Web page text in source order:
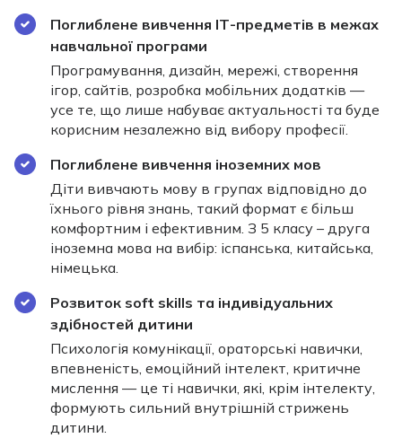
Поглиблене вивчення ІТ-предметів в межах
навчальної програми
Програмування, дизайн, мережі, створення
ігор, сайтів, розробка мобільних додатків —
усе те, що лише набуває актуальності та буде
корисним незалежно від вибору професії.
Поглиблене вивчення іноземних мов
Діти вивчають мову в групах відповідно до
їхнього рівня знань, такий формат є більш
комфортним і ефективним. З 5 класу – друга
іноземна мова на вибір: іспанська, китайська,
німецька.
Розвиток soft skills та індивідуальних
здібностей дитини
Психологія комунікації, ораторські навички,
впевненість, емоційний інтелект, критичне
мислення — це ті навички, які, крім інтелекту,
формують сильний внутрішній стрижень
дитини.